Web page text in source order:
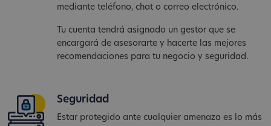
mediante teléfono, chat o correo electrónico.
Tu cuenta tendrá asignado un gestor que se
encargará de asesorarte y hacerte las mejores
recomendaciones para tu negocio y seguridad.
Seguridad
Estar protegido ante cualquier amenaza es lo más